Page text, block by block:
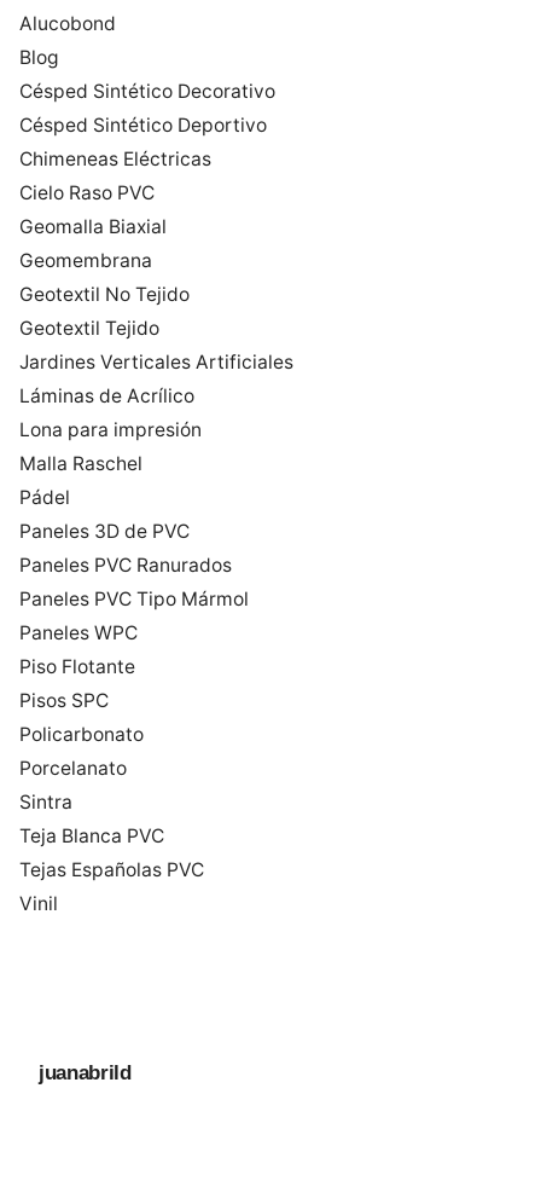
Alucobond
Blog
Césped Sintético Decorativo
Césped Sintético Deportivo
Chimeneas Eléctricas
Cielo Raso PVC
Geomalla Biaxial
Geomembrana
Geotextil No Tejido
Geotextil Tejido
Jardines Verticales Artificiales
Láminas de Acrílico
Lona para impresión
Malla Raschel
Pádel
Paneles 3D de PVC
Paneles PVC Ranurados
Paneles PVC Tipo Mármol
Paneles WPC
Piso Flotante
Pisos SPC
Policarbonato
Porcelanato
Sintra
Teja Blanca PVC
Tejas Españolas PVC
Vinil
juanabrild